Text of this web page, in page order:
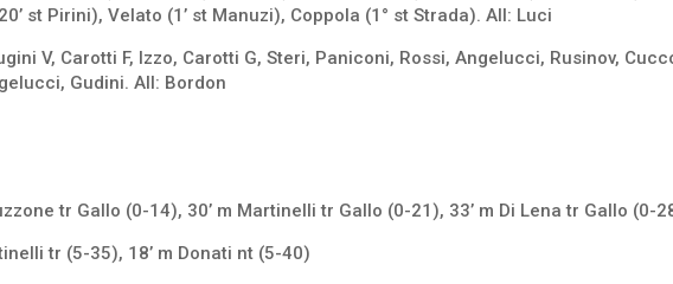
st Pirini), Velato (1’ st Manuzi), Coppola (1° st Strada). All: Luci
V, Carotti F, Izzo, Carotti G, Steri, Paniconi, Rossi, Angelucci, Rusinov,
Gudini. All: Bordon
tr Gallo (0-14), 30’ m Martinelli tr Gallo (0-21), 33’ m Di Lena tr Gallo (0-
tr (5-35), 18’ m Donati nt (5-40)